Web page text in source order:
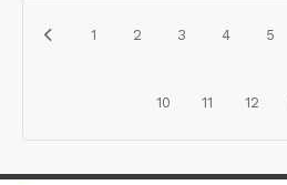
1 2 3 4 5
10 11 12